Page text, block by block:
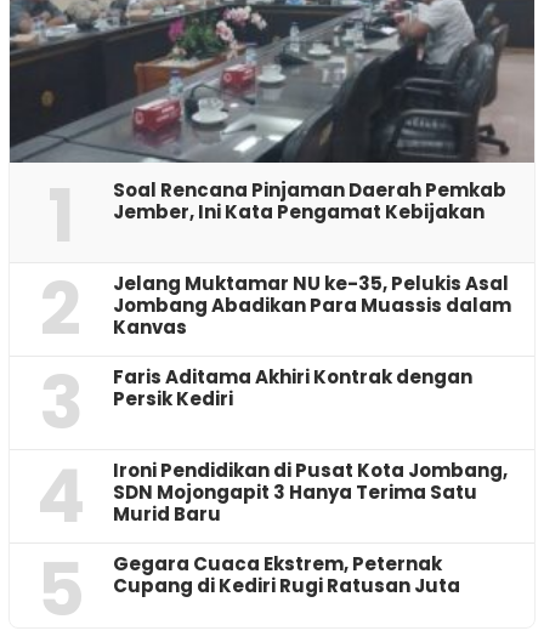
1
‎Soal Rencana Pinjaman Daerah Pemkab
Jember, Ini Kata Pengamat Kebijakan ‎
2
Jelang Muktamar NU ke-35, Pelukis Asal
Jombang Abadikan Para Muassis dalam
Kanvas
3
Faris Aditama Akhiri Kontrak dengan
Persik Kediri
4
Ironi Pendidikan di Pusat Kota Jombang,
SDN Mojongapit 3 Hanya Terima Satu
Murid Baru
5
‎Gegara Cuaca Ekstrem, Peternak
Cupang di Kediri Rugi Ratusan Juta